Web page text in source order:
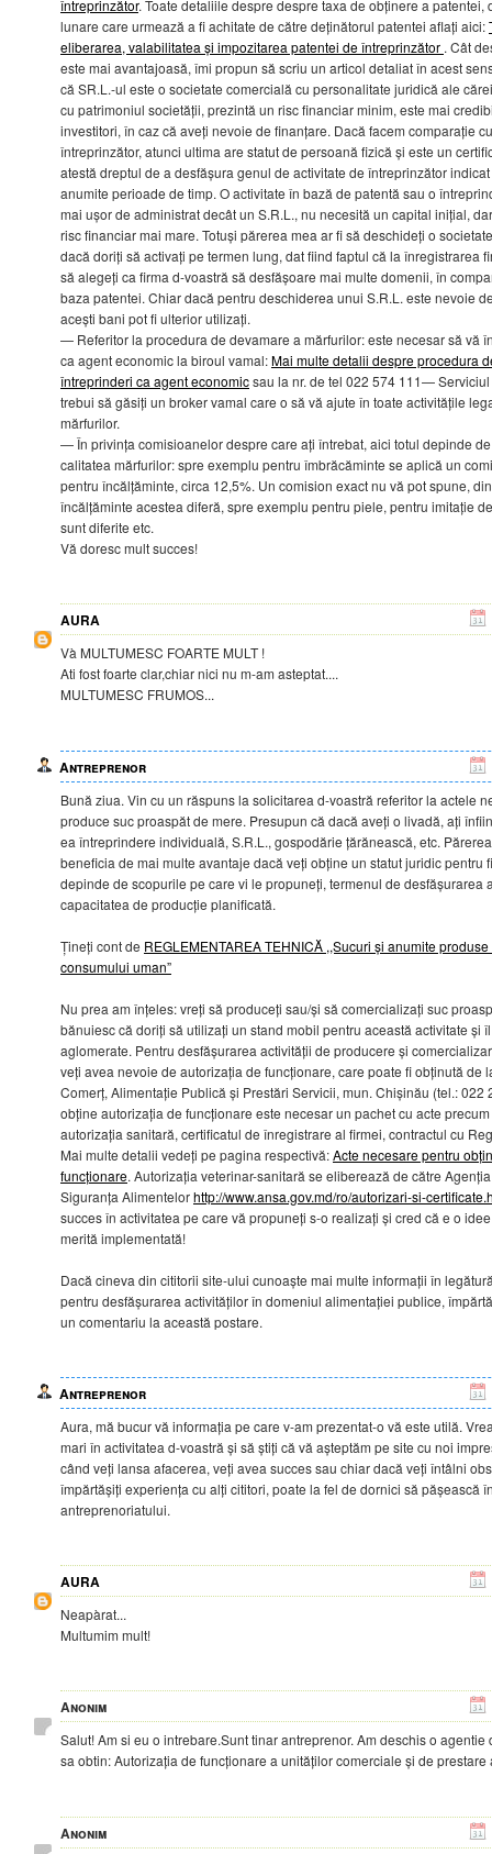
întreprinzător. Toate detaliile despre despre taxa de obținere a patentei,
lunare care urmează a fi achitate de către deținătorul patentei aflați aici:
eliberarea, valabilitatea și impozitarea patentei de întreprinzător . Cât
este mai avantajoasă, îmi propun să scriu un articol detaliat în acest
că SR.L.-ul este o societate comercială cu personalitate juridică ale
cu patrimoniul societății, prezintă un risc financiar minim, este mai
investitori, în caz că aveți nevoie de finanțare. Dacă facem comparație
întreprinzător, atunci ultima are statut de persoană fizică și este un
atestă dreptul de a desfășura genul de activitate de întreprinzător
anumite perioade de timp. O activitate în bază de patentă sau o
mai ușor de administrat decât un S.R.L., nu necesită un capital inițial,
risc financiar mai mare. Totuși părerea mea ar fi să deschideți o
dacă doriți să activați pe termen lung, dat fiind faptul că la înregistrarea
să alegeți ca firma d-voastră să desfășoare mai multe domenii, în
baza patentei. Chiar dacă pentru deschiderea unui S.R.L. este nevoie
acești bani pot fi ulterior utilizați.
— Referitor la procedura de devamare a mărfurilor: este necesar să vă
ca agent economic la biroul vamal:Mai multe detalii despre procedura
întreprinderi ca agent economicsau la nr. de tel 022 574 111— Serviciul
trebui să găsiți un broker vamal care o să vă ajute în toate activitățile
mărfurilor.
— În privința comisioanelor despre care ați întrebat, aici totul depinde
calitatea mărfurilor: spre exemplu pentru îmbrăcăminte se aplică un
pentru încălțăminte, circa 12,5%. Un comision exact nu vă pot spune,
încălțăminte acestea diferă, spre exemplu pentru piele, pentru imitație
sunt diferite etc.
Vă doresc mult succes!
AURA
Và MULTUMESC FOARTE MULT !
Ati fost foarte clar,chiar nici nu m-am asteptat....
MULTUMESC FRUMOS...
Antreprenor
Bună ziua. Vin cu un răspuns la solicitarea d-voastră referitor la actele
produce suc proaspăt de mere. Presupun că dacă aveți o livadă, ați
ea întreprindere individuală, S.R.L., gospodărie țărănească, etc.
beneficia de mai multe avantaje dacă veți obține un statut juridic pentru
depinde de scopurile pe care vi le propuneți, termenul de desfășurarea
capacitatea de producție planificată.
Țineți cont de REGLEMENTAREA TEHNICĂ ,,Sucuri și anumite
consumului uman”
Nu prea am înțeles: vreți să produceți sau/și să comercializați suc
bănuiesc că doriți să utilizați un stand mobil pentru această activitate și
aglomerate. Pentru desfășurarea activității de producere și
veți avea nevoie de autorizația de funcționare, care poate fi obținută de
Comerț, Alimentație Publică și Prestări Servicii, mun. Chișinău (tel.: 022
obține autorizația de funcționare este necesar un pachet cu acte
autorizația sanitară, certificatul de înregistrare al firmei, contractul cu
Mai multe detalii vedeți pe pagina respectivă:Acte necesare pentru
funcționare. Autorizația veterinar-sanitară se eliberează de către
Siguranța Alimentelorhttp://www.ansa.gov.md/ro/autorizari-si-
succes în activitatea pe care vă propuneți s-o realizați și cred că e o
merită implementată!
Dacă cineva din cititorii site-ului cunoaște mai multe informații în
pentru desfășurarea activităților în domeniul alimentației publice,
un comentariu la această postare.
Antreprenor
Aura, mă bucur vă informația pe care v-am prezentat-o vă este utilă.
mari în activitatea d-voastră și să știți că vă așteptăm pe site cu noi
când veți lansa afacerea, veți avea succes sau chiar dacă veți întâlni
împărtășiți experiența cu alți cititori, poate la fel de dornici să pășească
antreprenoriatului.
AURA
Neapàrat...
Multumim mult!
Anonim
Salut! Am si eu o intrebare.Sunt tinar antreprenor. Am deschis o agentie
sa obtin: Autorizația de funcționare a unităților comerciale și de
Anonim